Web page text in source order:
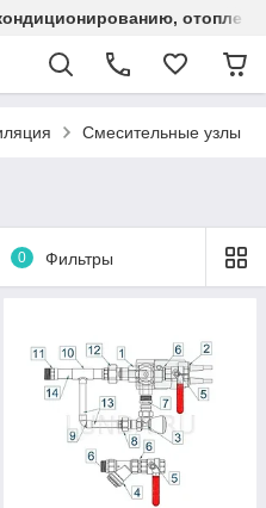
Смесительные узлы
0 Фильтры